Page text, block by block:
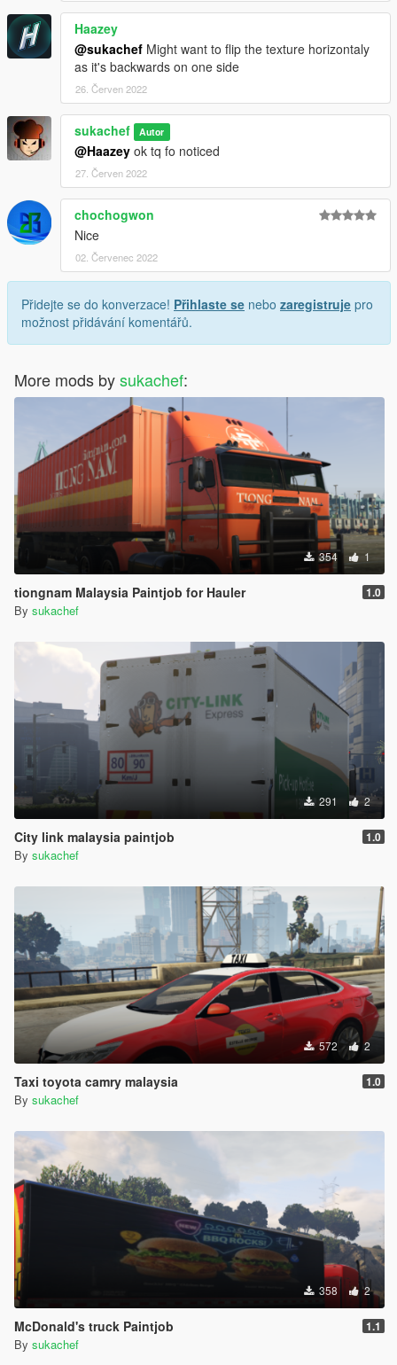
Haazey
@sukachef Might want to flip the texture horizontaly
as it's backwards on one side
26. Červen 2022
sukachef Autor
@Haazey ok tq fo noticed
27. Červen 2022
chochogwon
Nice
02. Červenec 2022
Přidejte se do konverzace! Přihlaste se nebo zaregistruje pro
možnost přidávání komentářů.
More mods bysukachef:
354 1
tiongnam Malaysia Paintjob for Hauler 1.0
By sukachef
291 2
City link malaysia paintjob 1.0
By sukachef
572 2
Taxi toyota camry malaysia 1.0
By sukachef
358 2
McDonald's truck Paintjob 1.1
By sukachef